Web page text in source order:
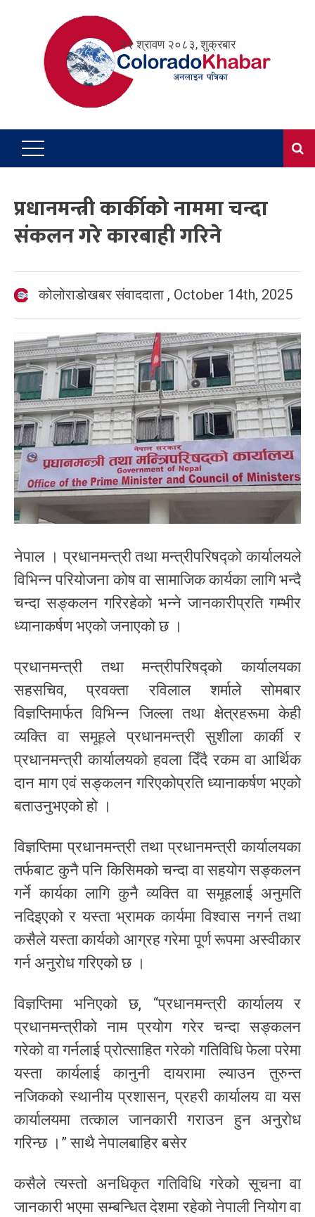
२२ श्रावण २०८३, शुक्रबार
प्रधानमन्त्री कार्कीको नाममा चन्दा
संकलन गरे कारबाही गरिने
कोलोराडोखबर संवाददाता , October 14th, 2025
नेपाल । प्रधानमन्त्री तथा मन्त्रीपरिषद्को कार्यालयले
विभिन्न परियोजना कोष वा सामाजिक कार्यका लागि भन्दै
चन्दा सङ्कलन गरिरहेको भन्ने जानकारीप्रति गम्भीर
ध्यानाकर्षण भएको जनाएको छ ।
प्रधानमन्त्री तथा मन्त्रीपरिषद्को कार्यालयका
सहसचिव, प्रवक्ता रविलाल शर्माले सोमबार
विज्ञप्तिमार्फत विभिन्न जिल्ला तथा क्षेत्रहरूमा केही
व्यक्ति वा समूहले प्रधानमन्त्री सुशीला कार्की र
प्रधानमन्त्री कार्यालयको हवला दिँदै रकम वा आर्थिक
दान माग एवं सङ्कलन गरिएकोप्रति ध्यानाकर्षण भएको
बताउनुभएको हो ।
विज्ञप्तिमा प्रधानमन्त्री तथा प्रधानमन्त्री कार्यालयका
तर्फबाट कुनै पनि किसिमको चन्दा वा सहयोग सङ्कलन
गर्ने कार्यका लागि कुनै व्यक्ति वा समूहलाई अनुमति
नदिइएको र यस्ता भ्रामक कार्यमा विश्वास नगर्न तथा
कसैले यस्ता कार्यको आग्रह गरेमा पूर्ण रूपमा अस्वीकार
गर्न अनुरोध गरिएको छ ।
विज्ञप्तिमा भनिएको छ, “प्रधानमन्त्री कार्यालय र
प्रधानमन्त्रीको नाम प्रयोग गरेर चन्दा सङ्कलन
गरेको वा गर्नलाई प्रोत्साहित गरेको गतिविधि फेला परेमा
यस्ता कार्यलाई कानुनी दायरामा ल्याउन तुरुन्त
नजिकको स्थानीय प्रशासन, प्रहरी कार्यालय वा यस
कार्यालयमा तत्काल जानकारी गराउन हुन अनुरोध
गरिन्छ ।” साथै नेपालबाहिर बसेर
कसैले त्यस्तो अनधिकृत गतिविधि गरेको सूचना वा
जानकारी भएमा सम्बन्धित देशमा रहेको नेपाली नियोग वा